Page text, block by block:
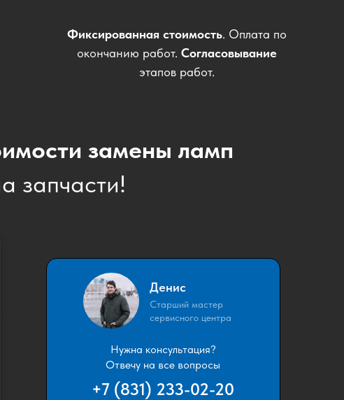
Фиксированная стоимость. Оплата по
окончанию работ. Согласовывание
этапов работ.
Нужна консультация?
Отвечу на все вопросы
+7 (831) 233-02-20
замены ламп
запчасти!
Денис
Старший мастер
сервисного центра